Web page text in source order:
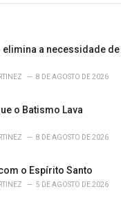
elimina a necessidade de
8 DE AGOSTO DE 2026
o Batismo Lava
8 DE AGOSTO DE 2026
o Espírito Santo
5 DE AGOSTO DE 2026